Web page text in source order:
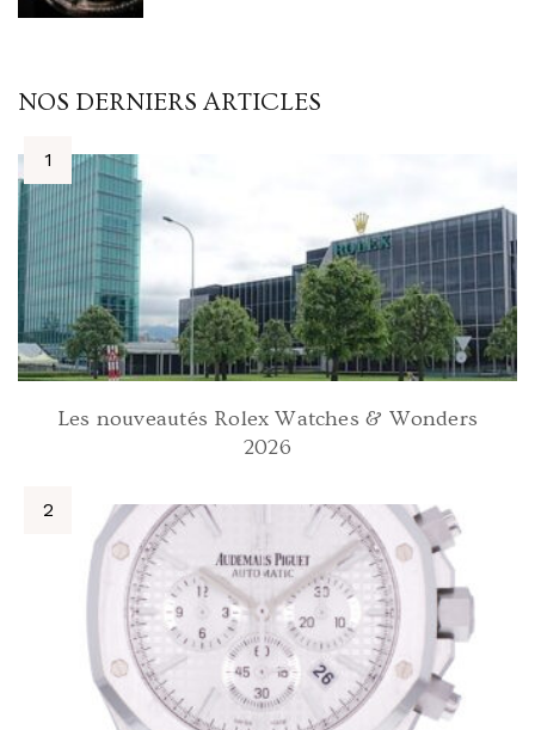
NOS DERNIERS ARTICLES
Les nouveautés Rolex Watches & Wonders
2026